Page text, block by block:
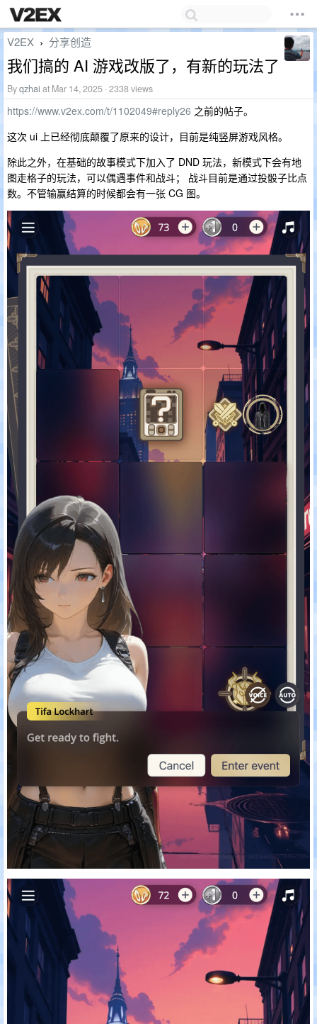
V2EX › 分享创造
我们搞的 AI 游戏改版了，有新的玩法了
Byqzhai at Mar 14, 2025 · 2338 views
https://www.v2ex.com/t/1102049#reply26 之前的帖子。
这次 ui 上已经彻底颠覆了原来的设计，目前是纯竖屏游戏风格。
除此之外，在基础的故事模式下加入了 DND 玩法，新模式下会有地
图走格子的玩法，可以偶遇事件和战斗； 战斗目前是通过投骰子比点
数。不管输赢结算的时候都会有一张 CG 图。